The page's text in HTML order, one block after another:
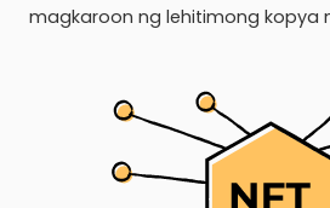
magkaroon ng lehitimong kopya